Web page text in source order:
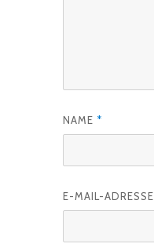
NAME *
E-MAIL-ADRESSE